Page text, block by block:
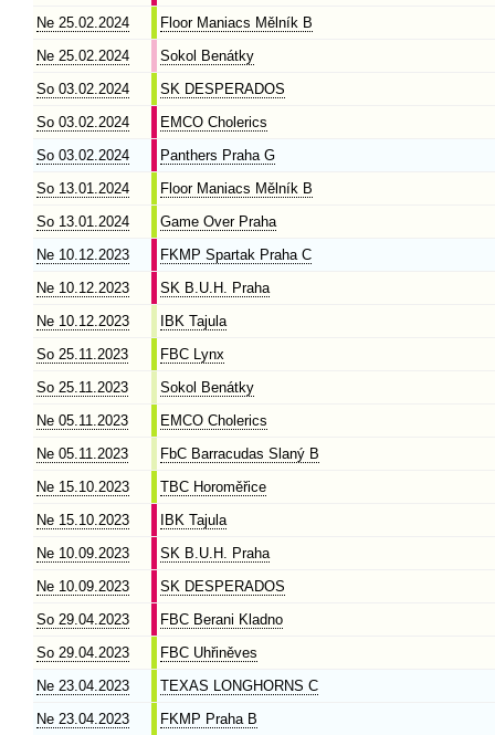
Ne 25.02.2024
Floor Maniacs Mělník B
Ne 25.02.2024
Sokol Benátky
So 03.02.2024
SK DESPERADOS
So 03.02.2024
EMCO Cholerics
So 03.02.2024
Panthers Praha G
So 13.01.2024
Floor Maniacs Mělník B
So 13.01.2024
Game Over Praha
Ne 10.12.2023
FKMP Spartak Praha C
Ne 10.12.2023
SK B.U.H. Praha
Ne 10.12.2023
IBK Tajula
So 25.11.2023
FBC Lynx
So 25.11.2023
Sokol Benátky
Ne 05.11.2023
EMCO Cholerics
Ne 05.11.2023
FbC Barracudas Slaný B
Ne 15.10.2023
TBC Horoměřice
Ne 15.10.2023
IBK Tajula
Ne 10.09.2023
SK B.U.H. Praha
Ne 10.09.2023
SK DESPERADOS
So 29.04.2023
FBC Berani Kladno
So 29.04.2023
FBC Uhřiněves
Ne 23.04.2023
TEXAS LONGHORNS C
Ne 23.04.2023
FKMP Praha B